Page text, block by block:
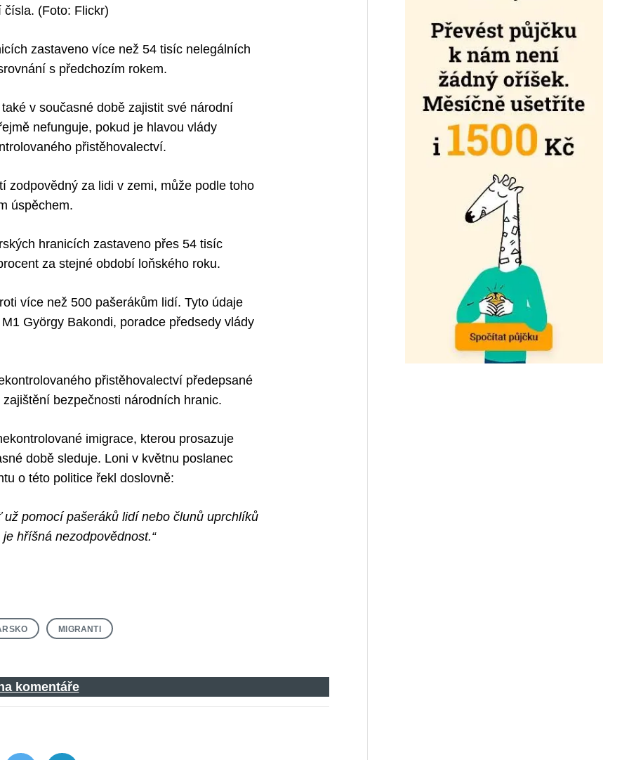
(Foto: Flickr)
zastaveno více než 54 tisíc nelegálních
s předchozím rokem.
v současné době zajistit své národní
nefunguje, pokud je hlavou vlády
přistěhovalectví.
zodpovědný za lidi v zemi, může podle toho
úspěchem.
hranicích zastaveno přes 54 tisíc
za stejné období loňského roku.
více než 500 pašerákům lidí. Tyto údaje
György Bakondi, poradce předsedy vlády
přistěhovalectví předepsané
bezpečnosti národních hranic.
imigrace, kterou prosazuje
době sleduje. Loni v květnu poslanec
o této politice řekl doslovně:
pomocí pašeráků lidí nebo člunů uprchlíků
hříšná nezodpovědnost.“
MIGRANTI
komentáře